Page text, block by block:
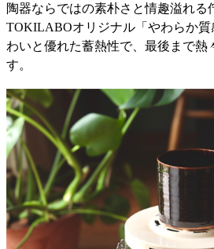
陶器ならではの素朴さと情趣溢れる
TOKILABOオリジナル「やわらか
わいと優れた蓄熱性で、最後まで熱
す。